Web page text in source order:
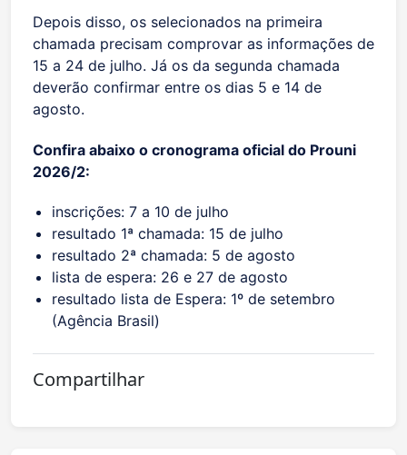
Depois disso, os selecionados na primeira
chamada precisam comprovar as informações de
15 a 24 de julho. Já os da segunda chamada
deverão confirmar entre os dias 5 e 14 de
agosto.
Confira abaixo o cronograma oficial do Prouni
2026/2:
inscrições: 7 a 10 de julho
resultado 1ª chamada: 15 de julho
resultado 2ª chamada: 5 de agosto
lista de espera: 26 e 27 de agosto
resultado lista de Espera: 1º de setembro
(Agência Brasil)
Compartilhar